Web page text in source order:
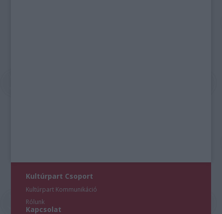
Kultúrpart Csoport
Kultúrpart Kommunikáció
Rólunk
Kapcsolat